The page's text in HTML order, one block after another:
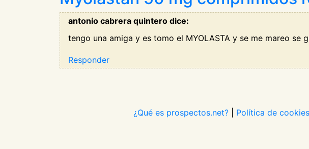
antonio cabrera quintero dice:
tengo una amiga y es tomo el MYOLASTA y se me mareo se
Responder
¿Qué es prospectos.net?| Política de cookies